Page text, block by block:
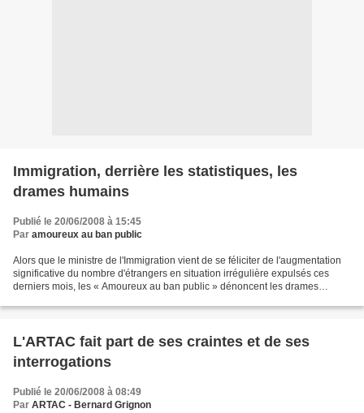
Immigration, derrière les statistiques, les
drames humains
Publié le 20/06/2008 à 15:45
Par amoureux au ban public
Alors que le ministre de l'Immigration vient de se féliciter de l'augmentation
significative du nombre d'étrangers en situation irrégulière expulsés ces
derniers mois, les « Amoureux au ban public » dénoncent les drames
L'ARTAC fait part de ses craintes et de ses
interrogations
Publié le 20/06/2008 à 08:49
Par ARTAC - Bernard Grignon